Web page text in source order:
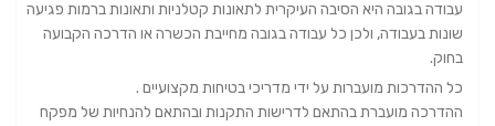
עבודה בגובה היא הסיבה העיקרית לתאונות קטלניות ותאונות ברמות פגיעה
שונות בעבודה, ולכן כל עבודה בגובה מחייבת הכשרה או הדרכה הקבועה
בחוק.
כל ההדרכות מועברות על ידי מדריכי בטיחות מקצועיים .
ההדרכה מועברת בהתאם לדרישות התקנות ובהתאם להנחיות של מפקח